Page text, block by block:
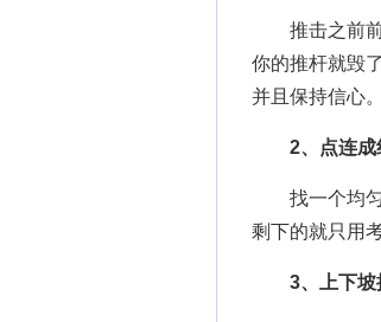
推击之前前
你的推杆就毁
并且保持信心。
2、点连成
找一个均匀
剩下的就只用
3、上下坡